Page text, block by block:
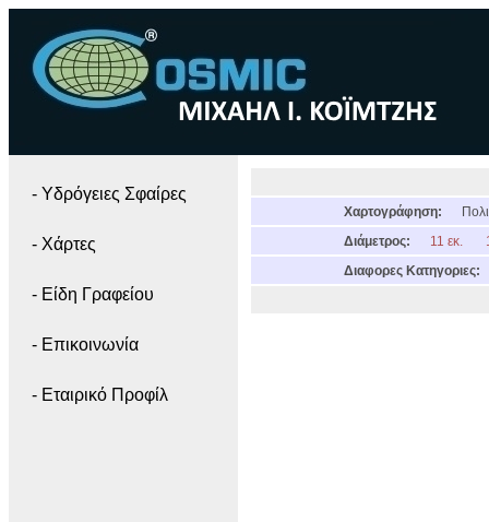
- Yδρόγειες Σφαίρες
- Χάρτες
- Είδη Γραφείου
- Επικοινωνία
- Εταιρικό Προφίλ
Χαρτογράφηση:
Διάμετρος:
11 εκ.
Διαφορες Κατηγοριες: